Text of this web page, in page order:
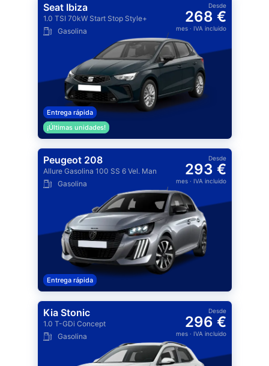
Seat Ibiza
1.0 TSI 70kW Start Stop Style+
Gasolina
Desde
268 €
mes· IVA incluido
Entrega rápida
¡Últimas unidades!
Peugeot 208
Allure Gasolina 100 SS 6 Vel. Man
Gasolina
Desde
293 €
mes· IVA incluido
Entrega rápida
Kia Stonic
1.0 T-GDi Concept
Gasolina
Desde
296 €
mes· IVA incluido